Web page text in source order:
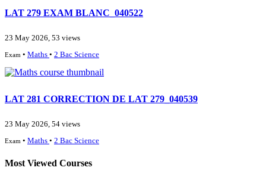
LAT 279 EXAM BLANC_040522
23 May 2026, 53 views
Exam • Maths • 2 Bac Science
LAT 281 CORRECTION DE LAT 279_040539
23 May 2026, 54 views
Exam • Maths • 2 Bac Science
Most Viewed Courses